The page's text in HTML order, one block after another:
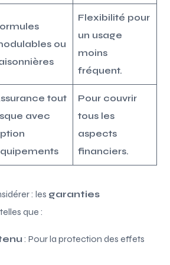
ou
Flexibilité pour
un usage
moins
fréquent.
tout
avec
Pour couvrir
tous les
aspects
financiers.
: les garanties
que :
: Pour la protection des effets